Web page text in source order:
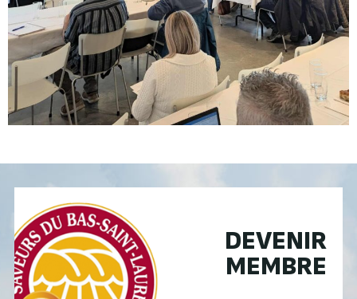
DEVENIR
MEMBRE